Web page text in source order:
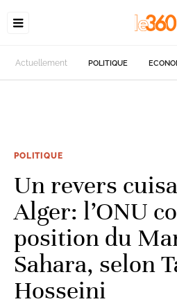
Actuellement POLITIQUE
POLITIQUE
Un revers
Alger: l’ONU
position du
Sahara, selon
Hosseini